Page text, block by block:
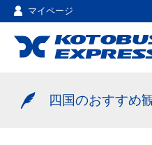
マイページ
四国のおすすめ